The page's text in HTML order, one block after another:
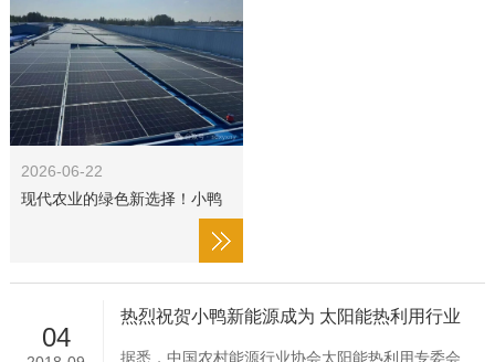
2026-06-22
现代农业的绿色新选择！小鸭
04
热烈祝贺小鸭新能源成为 太阳能热利用行业
信用信息上线单位
据悉，中国农村能源行业协会太阳能热利用专委会